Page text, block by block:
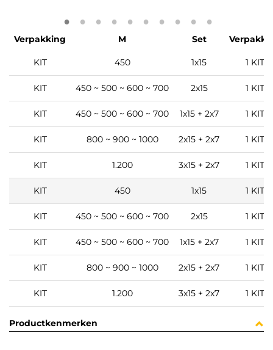
Verpakking M Set
KIT 450 1x15 1 KIT
KIT 450 ~ 500 ~ 600 ~ 700 2x15 1 KIT
KIT 450 ~ 500 ~ 600 ~ 700 1x15 + 2x7 1 KIT
KIT 800 ~ 900 ~ 1000 2x15 + 2x7 1 KIT
KIT 1.200 3x15 + 2x7 1 KIT
KIT 450 1x15 1 KIT
KIT 450 ~ 500 ~ 600 ~ 700 2x15 1 KIT
KIT 450 ~ 500 ~ 600 ~ 700 1x15 + 2x7 1 KIT
KIT 800 ~ 900 ~ 1000 2x15 + 2x7 1 KIT
KIT 1.200 3x15 + 2x7 1 KIT
Productkenmerken